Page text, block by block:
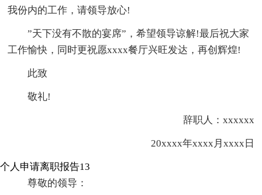
我份内的工作，请领导放心!
”天下没有不散的宴席”，希望领导谅解!最后祝大家
工作愉快，同时更祝愿xxxx餐厅兴旺发达，再创辉煌!
此致
敬礼!
辞职人：xxxxxx
20xxxx年xxxx月xxxx日
个人申请离职报告13
尊敬的领导：